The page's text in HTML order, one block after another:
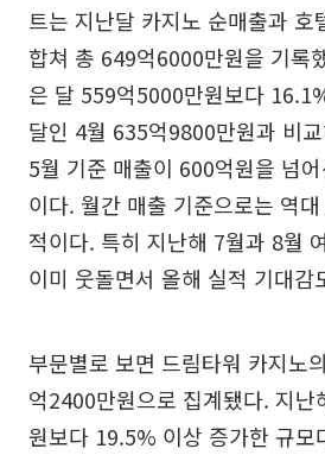
트는 지난달 카지노 순매출과 호
합쳐 총 649억6000만원을 기록
은 달 559억5000만원보다
달인 4월 635억9800만원과 비
5월 기준 매출이 600억원을 넘
이다. 월간 매출 기준으로는 역
적이다. 특히 지난해 7월과 8월
이미 웃돌면서 올해 실적 기대감
부문별로 보면 드림타워 카지노
억2400만원으로 집계됐다. 지난
원보다 19.5% 이상 증가한 규모